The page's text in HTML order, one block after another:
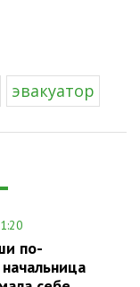
эвакуатор
по-